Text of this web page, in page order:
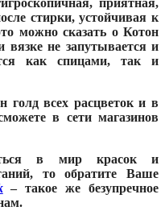
приятная,
стирки, устойчивая к
можно сказать о Котон
вязке не запутывается и
как спицами, так и
голд всех расцветок и в
в сети магазинов
в мир красок и
то обратите Ваше
– такое же безупречное
.